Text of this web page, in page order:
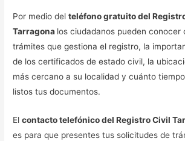
Por medio delteléfono gratuito del
Tarragona los ciudadanos pueden conocer
trámites que gestiona el registro, la
de los certificados de estado civil, la
más cercano a su localidad y cuánto
listos tus documentos.
Elcontacto telefónico del Registro Civil
es para que presentes tus solicitudes de